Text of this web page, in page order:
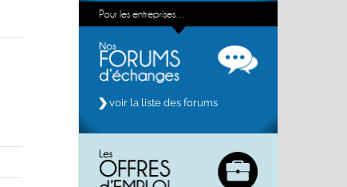
Pour les entreprises…
voir la liste des forums